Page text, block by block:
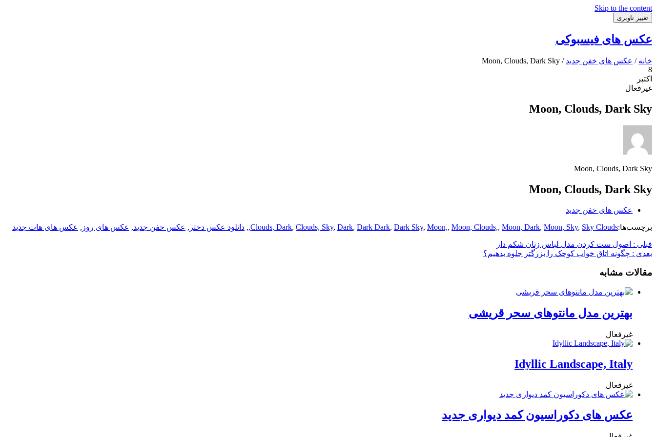
Skip to the content
تغییر ناوبری
عکس های فیسبوکی
خانه / عکس های خفن جدید / Moon, Clouds, Dark Sky
8
اکتبر
غیرفعال
Moon, Clouds, Dark Sky
Moon, Clouds, Dark Sky
Moon, Clouds, Dark Sky
عکس های خفن جدید
برچسب‌ها: Clouds, Dark, Clouds, Sky, Dark, Dark Dark, Dark Sky, Moon,, Moon, Clouds,, Moon, Dark, Moon, Sky, Sky Clouds,
, دانلود عکس دختر , عکس خفن جدید, عکس های روز , عکس های هات جدید
قبلی : اصول ست کردن مدل لباس زنان شکم دار
بعدی : چگونه اتاق خواب کوچک را بزرگتر جلوه بدهیم؟
مقالات مشابه
بهترین مدل مانتوهای سحر قریشی
غیرفعال
Idyllic Landscape, Italy
غیرفعال
عکس های دکوراسیون کمد دیواری جدید